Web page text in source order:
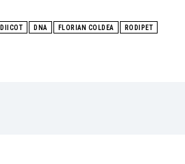
DIICOT DNA FLORIAN COLDEA RODIPET